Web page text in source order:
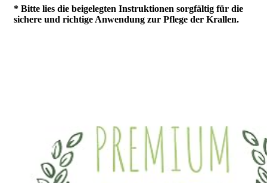
* Bitte lies die beigelegten Instruktionen sorgfältig für die
sichere und richtige Anwendung zur Pflege der Krallen.